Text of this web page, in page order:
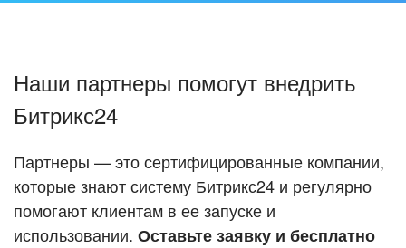
ПОДДЕРЖКА
ВХОД
ВХОД
Стать партнёром
Кейсы партнёров
Смотреть видеокейсы
Наши партнеры помогут внедрить
Битрикс24
Партнеры — это сертифицированные компании,
которые знают систему Битрикс24 и регулярно
помогают клиентам в ее запуске и
использовании. Оставьте заявку и бесплатно